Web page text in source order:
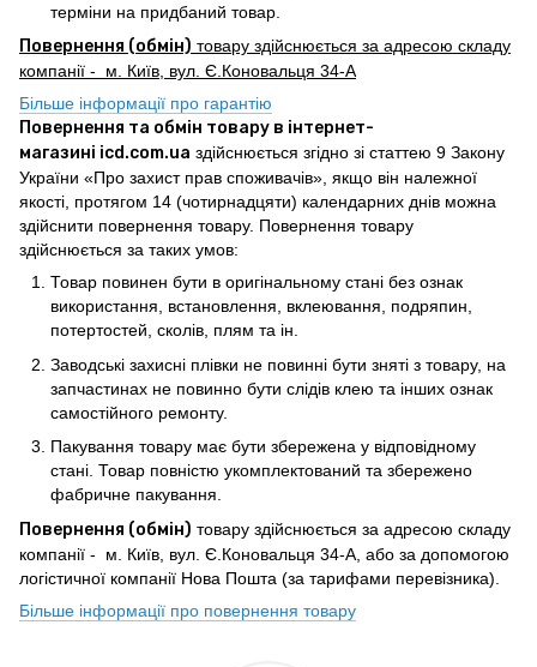
терміни на придбаний товар.
Повернення (обмін) товару здійснюється за адресою складу
компанії - м. Київ, вул. Є.Коновальця 34-А
Більше інформації про гарантію
Повернення та обмін товару в інтернет-
магазині icd.com.ua здійснюється згідно зі статтею 9 Закону
України «Про захист прав споживачів», якщо він належної
якості, протягом 14 (чотирнадцяти) календарних днів можна
здійснити повернення товару. Повернення товару
здійснюється за таких умов:
Товар повинен бути в оригінальному стані без ознак
використання, встановлення, вклеювання, подряпин,
потертостей, сколів, плям та ін.
Заводські захисні плівки не повинні бути зняті з товару, на
запчастинах не повинно бути слідів клею та інших ознак
самостійного ремонту.
Пакування товару має бути збережена у відповідному
стані. Товар повністю укомплектований та збережено
фабричне пакування.
Повернення (обмін) товару здійснюється за адресою складу
компанії - м. Київ, вул. Є.Коновальця 34-А, або за допомогою
логістичної компанії Нова Пошта (за тарифами перевізника).
Більше інформації про повернення товару